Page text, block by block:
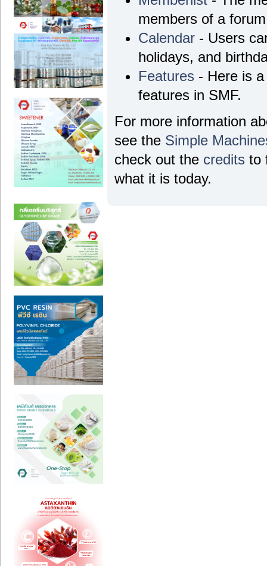
members of a
Calendar - Users
holidays, and
Features - Here is
features in SMF.
For more information
see the Simple
check out the credits to
what it is today.